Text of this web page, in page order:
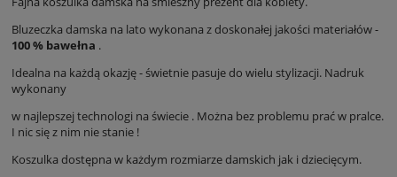
Bluzeczka damska na lato wykonana z doskonałej jakości materiałów -
100 % bawełna .
Idealna na każdą okazję - świetnie pasuje do wielu stylizacji. Nadruk
wykonany
w najlepszej technologi na świecie . Można bez problemu prać w pralce.
I nic się z nim nie stanie !
Koszulka dostępna w każdym rozmiarze damskich jak i dziecięcym.